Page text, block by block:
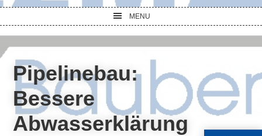
MENU
Pipelinebau:
Bessere
Abwasserklärung